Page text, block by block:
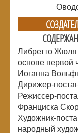
Либретто
основе первой
Иоганна
Дирижер-
Режиссер-
Франциска
Художник-
народный